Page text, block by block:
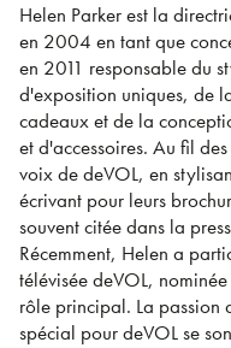
Helen Parker est la
en 2004 en tant que
en 2011 responsable du
d'exposition uniques, de
cadeaux et de la
et d'accessoires. Au fil
voix de deVOL, en
écrivant pour leurs
souvent citée dans la
Récemment, Helen a
télévisée deVOL,
rôle principal. La passion
spécial pour deVOL se